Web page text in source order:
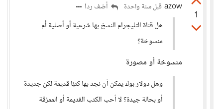
1
azow قبل سنة واحدة
أضف ردا
هل قناة التليجرام النسخ بها شرعية أو أصلية أم
منسوخة؟
منسوخة أو مصورة
وهل دولار بوك يمكن أن نجد بها كتبًا قديمة لكن جديدة
أو بحالة جيدة؟ لا أحب الكتب القديمة أو الممزقة